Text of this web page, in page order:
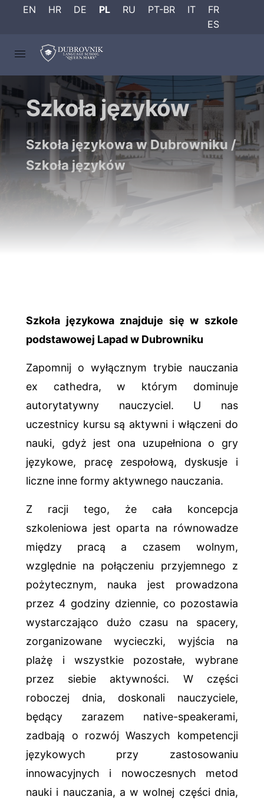
EN HR DE PL RU PT-BR IT
FR
ES
Szkoła języków
Szkoła językowa w Dubrowniku /
Szkoła języków
Szkoła językowa znajduje się w szkole
podstawowej Lapad w Dubrowniku
Zapomnij o wyłącznym trybie nauczania
ex cathedra, w którym dominuje
autorytatywny nauczyciel. U nas
uczestnicy kursu są aktywni i włączeni do
nauki, gdyż jest ona uzupełniona o gry
językowe, pracę zespołową, dyskusje i
liczne inne formy aktywnego nauczania.
Z racji tego, że cała koncepcja
szkoleniowa jest oparta na równowadze
między pracą a czasem wolnym,
względnie na połączeniu przyjemnego z
pożytecznym, nauka jest prowadzona
przez 4 godziny dziennie, co pozostawia
wystarczająco dużo czasu na spacery,
zorganizowane wycieczki, wyjścia na
plażę i wszystkie pozostałe, wybrane
przez siebie aktywności. W części
roboczej dnia, doskonali nauczyciele,
będący zarazem native-speakerami,
zadbają o rozwój Waszych kompetencji
językowych przy zastosowaniu
innowacyjnych i nowoczesnych metod
nauki i nauczania, a w wolnej części dnia,